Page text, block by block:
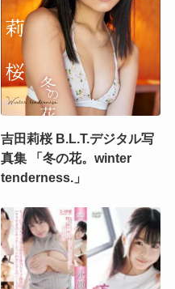
吉田莉桜 B.L.T.デジタル写
真集 「冬の花。winter
tenderness.」